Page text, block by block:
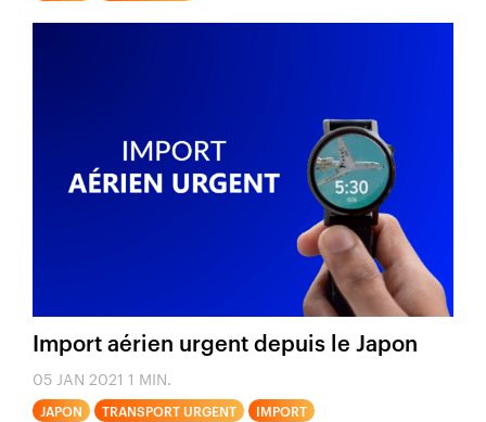
Import aérien urgent depuis le Japon
05 JAN 2021 1 MIN.
JAPON TRANSPORT URGENT IMPORT